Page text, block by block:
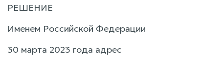
РЕШЕНИЕ
Именем Российской Федерации
30 марта 2023 года адрес